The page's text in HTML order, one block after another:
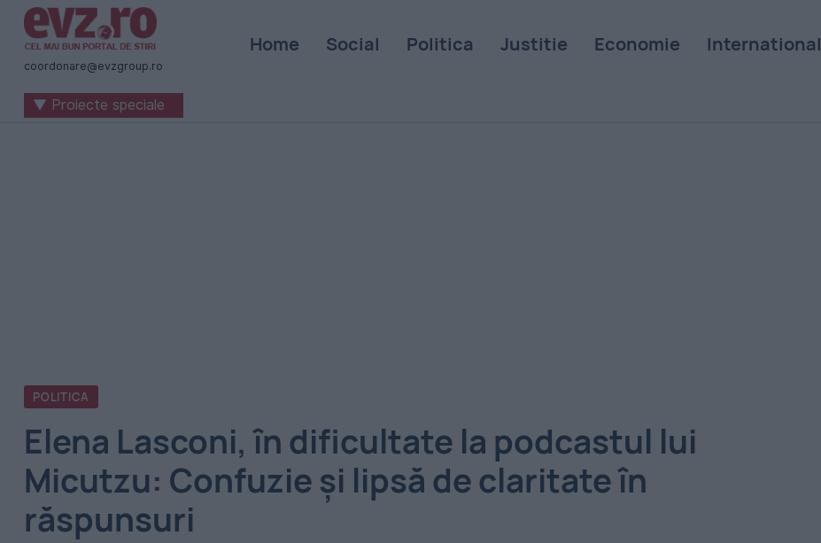
Știri
naționale
internaționale
coordonare@evzgroup.ro
Home Social Politica Justitie Economie International
▼ Proiecte speciale
POLITICA
Elena Lasconi, în dificultate la podcastul lui
Micutzu: Confuzie și lipsă de claritate în
răspunsuri